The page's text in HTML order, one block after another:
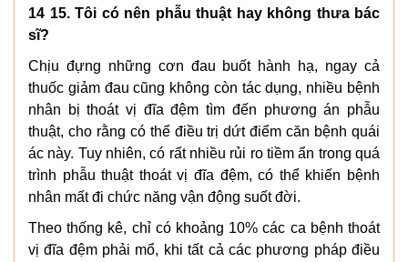
14 15. Tôi có nên phẫu thuật hay không thưa bác
sĩ?
Chịu đựng những cơn đau buốt hành hạ, ngay cả
thuốc giảm đau cũng không còn tác dụng, nhiều bệnh
nhân bị thoát vị đĩa đệm tìm đến phương án phẫu
thuật, cho rằng có thể điều trị dứt điểm căn bệnh quái
ác này. Tuy nhiên, có rất nhiều rủi ro tiềm ẩn trong quá
trình phẫu thuật thoát vị đĩa đệm, có thể khiến bệnh
nhân mất đi chức năng vận động suốt đời.
Theo thống kê, chỉ có khoảng 10% các ca bệnh thoát
vị đĩa đệm phải mổ, khi tất cả các phương pháp điều